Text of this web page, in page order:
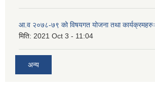
आ.व २०७८-७९ को विषयगत योजना तथा कार्यक्रमहरुः
मिति: 2021 Oct 3 - 11:04
अन्य